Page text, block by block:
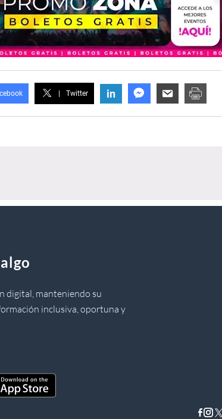
Twitter in
digital, manteniendo su
inclusiva, oportuna y